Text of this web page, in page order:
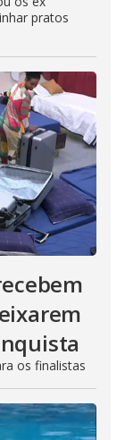
pratos
os finalistas